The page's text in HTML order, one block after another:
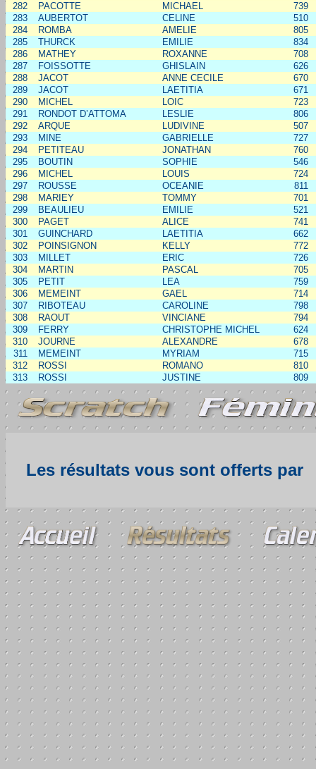
282
PACOTTE MICHAEL
739
283
AUBERTOT CELINE
510
284
ROMBA AMELIE
805
285
THURCK EMILIE
834
286
MATHEY ROXANNE
708
287
FOISSOTTE GHISLAIN
626
288
JACOT ANNE CECILE
670
289
JACOT LAETITIA
671
290
MICHEL LOIC
723
291
RONDOT D’ATTOMA LESLIE
806
292
ARQUE LUDIVINE
507
293
MINE GABRIELLE
727
294
PETITEAU JONATHAN
760
295
BOUTIN SOPHIE
546
296
MICHEL LOUIS
724
297
ROUSSE OCEANIE
811
298
MARIEY TOMMY
701
299
BEAULIEU EMILIE
521
300
PAGET ALICE
741
301
GUINCHARD LAETITIA
662
302
POINSIGNON KELLY
772
303
MILLET ERIC
726
304
MARTIN PASCAL
705
305
PETIT LEA
759
306
MEMEINT GAEL
714
307
RIBOTEAU CAROLINE
798
308
RAOUT VINCIANE
794
309
FERRY CHRISTOPHE MICHEL
624
310
JOURNE ALEXANDRE
678
311
MEMEINT MYRIAM
715
312
ROSSI ROMANO
810
313
ROSSI JUSTINE 809
Les résultats vous sont offerts par